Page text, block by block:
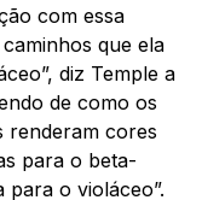
com essa
caminhos que ela
diz Temple a
de como os
renderam cores
para o beta-
o violáceo”.